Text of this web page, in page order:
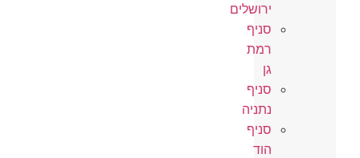
ירושלים
סניף
רמת
גן
סניף
נתניה
סניף
הוד